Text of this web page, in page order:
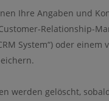
Ihre Angaben und
Relationship-
System“) oder einem
werden gelöscht,